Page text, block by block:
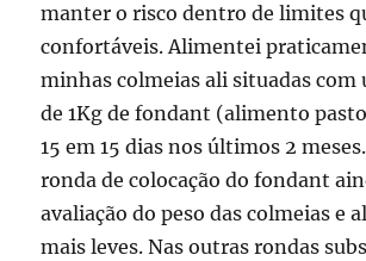
manter o risco dentro de limites
confortáveis. Alimentei
minhas colmeias ali situadas com
de 1Kg de fondant (alimento
15 em 15 dias nos últimos 2
ronda de colocação do fondant
avaliação do peso das colmeias e
mais leves. Nas outras rondas